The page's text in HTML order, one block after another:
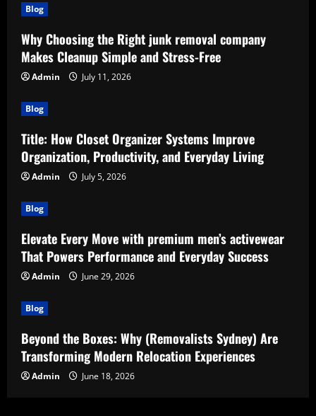
Blog
Why Choosing the Right junk removal company
Makes Cleanup Simple and Stress-Free
Admin July 11, 2026
Blog
Title: How Closet Organizer Systems Improve
Organization, Productivity, and Everyday Living
Admin July 5, 2026
Blog
Elevate Every Move with premium men’s activewear
That Powers Performance and Everyday Success
Admin June 29, 2026
Blog
Beyond the Boxes: Why (Removalists Sydney) Are
Transforming Modern Relocation Experiences
Admin June 18, 2026